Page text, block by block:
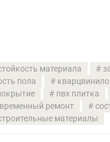
материала
пола
пвх плитка
ремонт
материалы